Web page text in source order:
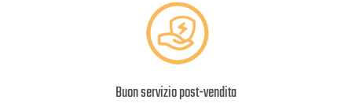
Buon servizio post-vendita